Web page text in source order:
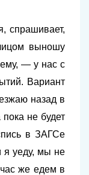
спрашивает,
выношу
— у нас с
Вариант
назад в
не будет
в ЗАГСе
я уеду, мы не
же едем в